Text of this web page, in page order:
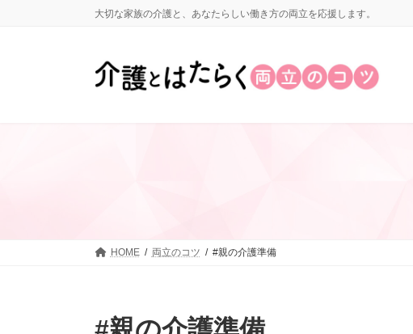
大切な家族の介護と、あなたらしい働き方の両立を応援します。
HOME 両立のコツ #親の介護準備